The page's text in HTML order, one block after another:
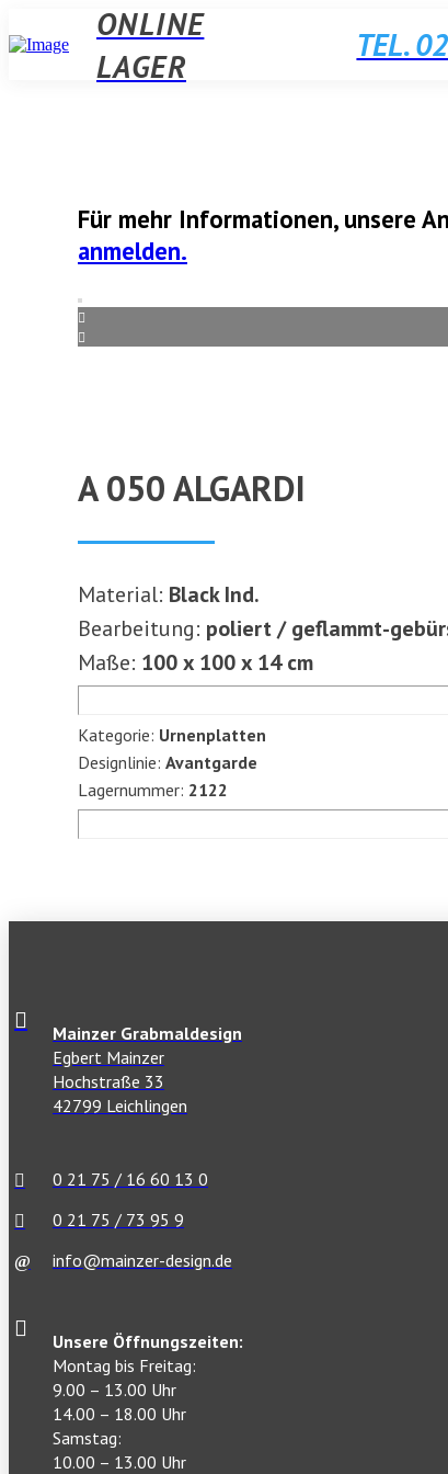
ONLINE
LAGER
TEL.
Für mehr Informationen, unsere
anmelden.
A 050 ALGARDI
Material: Black Ind.
Bearbeitung: poliert / geflammt-
Maße: 100 x 100 x 14 cm
Kategorie: Urnenplatten
Designlinie: Avantgarde
Lagernummer: 2122
Mainzer Grabmaldesign
Egbert Mainzer
Hochstraße 33
42799 Leichlingen
0 21 75 / 16 60 13 0
0 21 75 / 73 95 9
info@mainzer-design.de
Unsere Öffnungszeiten:
Montag bis Freitag:
9.00 – 13.00 Uhr
14.00 – 18.00 Uhr
Samstag:
10.00 – 13.00 Uhr